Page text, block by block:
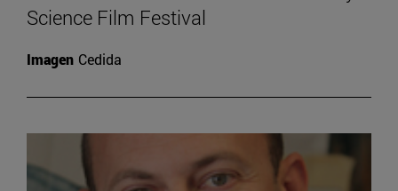
Science Film Festival
Imagen Cedida